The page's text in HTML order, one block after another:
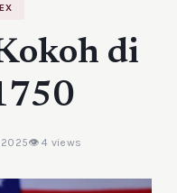
di
👁 4 views